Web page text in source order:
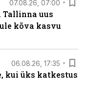
07.08.26, 07:00
Tallinna uus
kõva kasvu
06.08.26, 17:35
kui üks katkestus